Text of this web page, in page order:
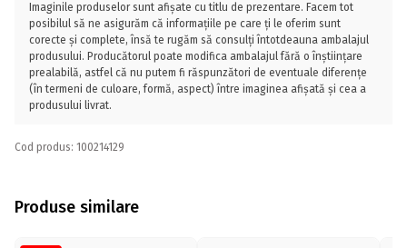
Imaginile produselor sunt afișate cu titlu de prezentare. Facem tot
posibilul să ne asigurăm că informațiile pe care ți le oferim sunt
corecte și complete, însă te rugăm să consulți întotdeauna ambalajul
produsului. Producătorul poate modifica ambalajul fără o înștiințare
prealabilă, astfel că nu putem fi răspunzători de eventuale diferențe
(în termeni de culoare, formă, aspect) între imaginea afișată și cea a
produsului livrat.
Cod produs: 100214129
Produse similare